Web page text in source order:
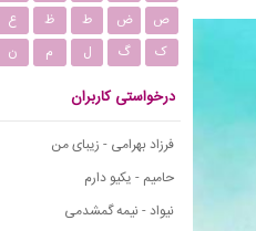
ص
ض ط ظ ع
ک
گ ل م ن
درخواستی کاربران
فرزاد بهرامی - زیبای من
حامیم - یکیو دارم
نیواد - نیمه گمشدمی